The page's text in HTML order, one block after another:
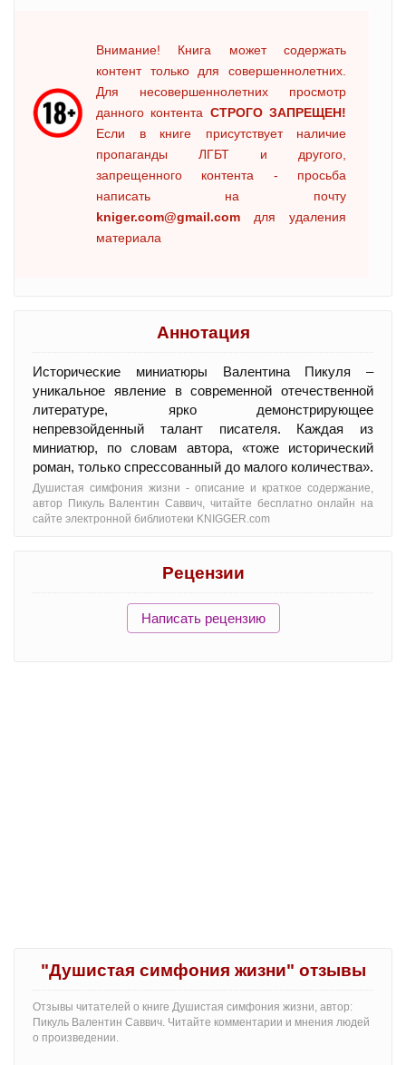
Внимание! Книга может содержать
контент только для совершеннолетних.
Для несовершеннолетних просмотр
данного контента СТРОГО ЗАПРЕЩЕН!
Если в книге присутствует наличие
пропаганды ЛГБТ и другого,
запрещенного контента - просьба
написать на почту
kniger.com@gmail.com для удаления
материала
Аннотация
Исторические миниатюры Валентина Пикуля –
уникальное явление в современной отечественной
литературе, ярко демонстрирующее
непревзойденный талант писателя. Каждая из
миниатюр, по словам автора, «тоже исторический
роман, только спрессованный до малого количества».
Душистая симфония жизни - oписание и краткое содержание,
автор Пикуль Валентин Саввич, читайте бесплатно онлайн на
сайте электронной библиотеки KNIGGER.com
Рецензии
Написать рецензию
"Душистая симфония жизни" отзывы
Отзывы читателей о книге Душистая симфония жизни, автор:
Пикуль Валентин Саввич. Читайте комментарии и мнения людей
о произведении.